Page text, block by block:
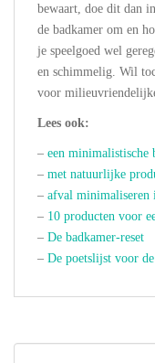
bewaart, doe dit dan
de badkamer om en
je speelgoed wel
en schimmelig. Wil
voor
Lees ook:
– een minimalistische
– met natuurlijke
– afval minimaliseren
– 10 producten voor
– De badkamer-reset
– De poetslijst voor